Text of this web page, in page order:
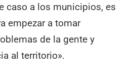
caso a los municipios, es
empezar a tomar
de la gente y
al territorio».